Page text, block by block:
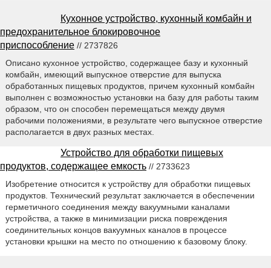
Кухонное устройство, кухонный комбайн и
предохранительное блокировочное
приспособление // 2737826
Описано кухонное устройство, содержащее базу и кухонный
комбайн, имеющий выпускное отверстие для выпуска
обработанных пищевых продуктов, причем кухонный комбайн
выполнен с возможностью установки на базу для работы таким
образом, что он способен перемещаться между двумя
рабочими положениями, в результате чего выпускное отверстие
располагается в двух разных местах.
Устройство для обработки пищевых
продуктов, содержащее емкость // 2733623
Изобретение относится к устройству для обработки пищевых
продуктов. Технический результат заключается в обеспечении
герметичного соединения между вакуумными каналами
устройства, а также в минимизации риска повреждения
соединительных концов вакуумных каналов в процессе
установки крышки на место по отношению к базовому блоку.